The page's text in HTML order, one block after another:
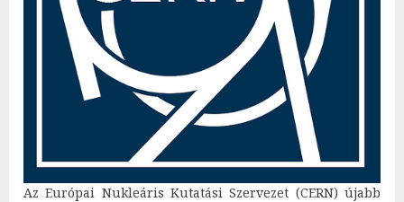
Az Európai Nukleáris Kutatási Szervezet (CERN) újabb